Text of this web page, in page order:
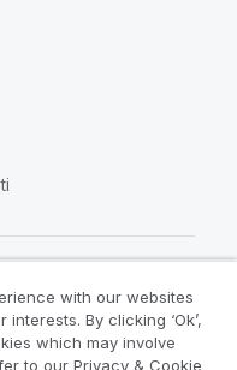
with our websites
By clicking ‘Ok’,
which may involve
to our Privacy & Cookie